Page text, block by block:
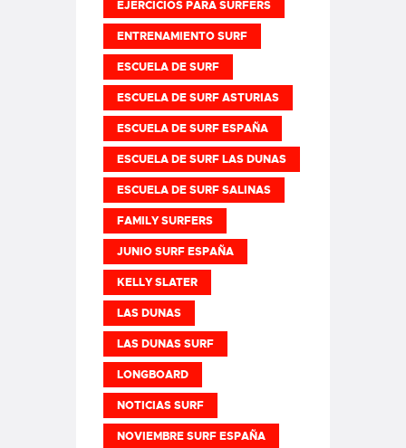
EJERCICIOS PARA SURFERS
ENTRENAMIENTO SURF
ESCUELA DE SURF
ESCUELA DE SURF ASTURIAS
ESCUELA DE SURF ESPAÑA
ESCUELA DE SURF LAS DUNAS
ESCUELA DE SURF SALINAS
FAMILY SURFERS
JUNIO SURF ESPAÑA
KELLY SLATER
LAS DUNAS
LAS DUNAS SURF
LONGBOARD
NOTICIAS SURF
NOVIEMBRE SURF ESPAÑA